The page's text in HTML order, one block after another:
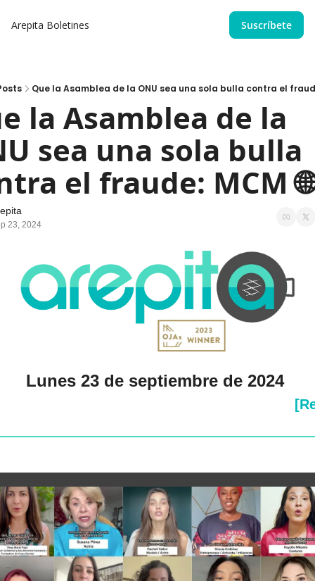
Arepita Boletines Suscríbete
Que la Asamblea de la ONU sea una sola bulla contra el
la Asamblea de la
sea una sola bulla
el fraude: MCM 🌐
23, 2024
Lunes 23 de septiembre de 2024